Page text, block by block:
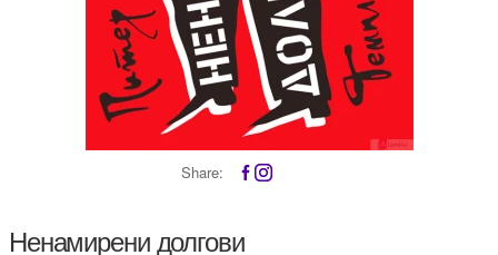
Share:
Ненамирени долгови